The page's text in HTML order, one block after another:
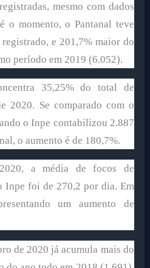
mesmo com dados
o momento, o Pantanal teve
e 201,7% maior do
período em 2019 (6.052).
35,25% do total de
2020. Se comparado com o
o Inpe contabilizou 2.887
o aumento é de 180,7%.
a média de focos de
Inpe foi de 270,2 por dia. Em
um aumento de
de 2020 já acumula mais do